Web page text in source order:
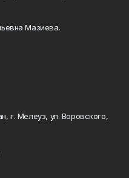
Мазиева.
г. Мелеуз, ул. Воровского,